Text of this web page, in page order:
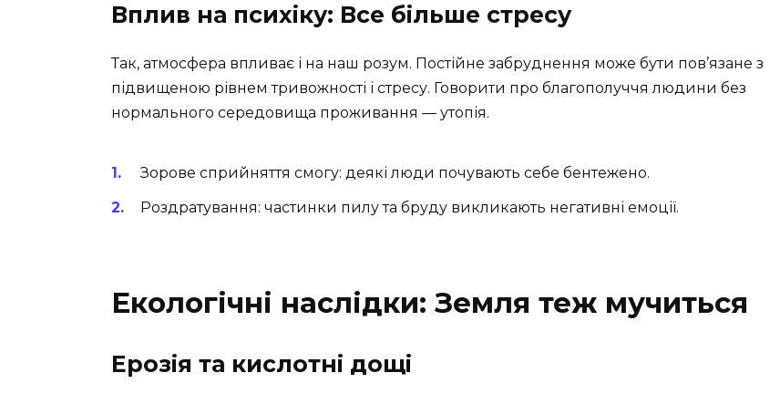
Вплив на психіку: Все більше стресу
Так, атмосфера впливає і на наш розум. Постійне забруднення може бути пов’язане з
підвищеною рівнем тривожності і стресу. Говорити про благополуччя людини без
нормального середовища проживання — утопія.
Зорове сприйняття смогу: деякі люди почувають себе бентежено.
Роздратування: частинки пилу та бруду викликають негативні емоції.
Екологічні наслідки: Земля теж мучиться
Ерозія та кислотні дощі